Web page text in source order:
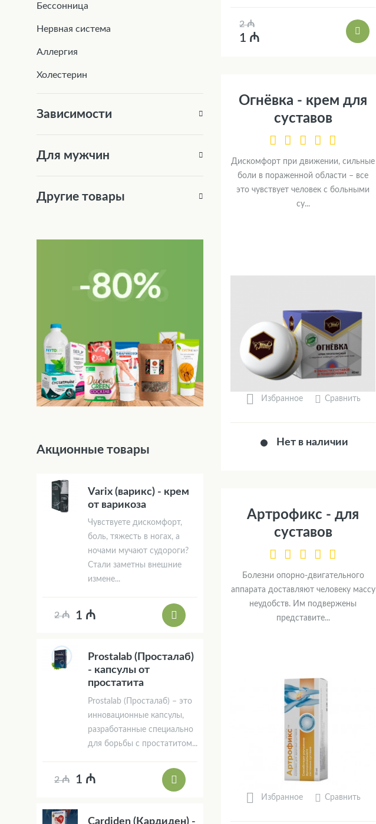
2 ₼
1 ₼
Огнёвка - крем для
суставов
Дискомфорт при движении, сильные
боли в пораженной области – все
это чувствует человек с больными
су...
Избранное Сравнить
Нет в наличии
Артрофикс - для
суставов
Болезни опорно-двигательного
аппарата доставляют человеку массу
неудобств. Им подвержены
представите...
Избранное Сравнить
Бессонница
Нервная система
Аллергия
Холестерин
Зависимости
Для мужчин
Другие товары
Акционные товары
Varix (варикс) - крем
от варикоза
Чувствуете дискомфорт,
боль, тяжесть в ногах, а
ночами мучают судороги?
Стали заметны внешние
измене...
2 ₼ 1 ₼
Prostalab (Просталаб)
- капсулы от
простатита
Prostalab (Просталаб) – это
инновационные капсулы,
разработанные специально
для борьбы с простатитом...
2 ₼ 1 ₼
Cardiden (Кардиден) -